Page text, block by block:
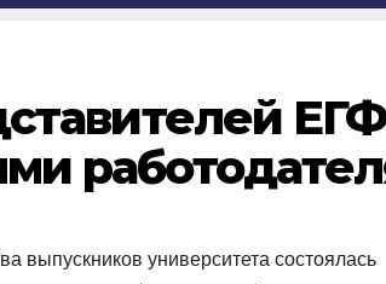
выпускников университета состоялась